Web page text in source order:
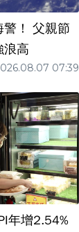
警！ 父親節
浪高
07:39
年增2.54%